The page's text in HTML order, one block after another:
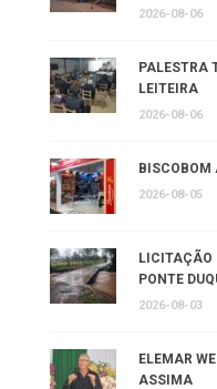
2026-08-06
PALESTRA
LEITEIRA
2026-08-06
2026-08-05
LICITAÇÃO
PONTE
2026-08-03
ELEMAR
ASSIMA